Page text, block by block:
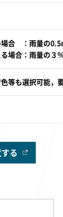
場合 ：雨量の
場合：雨量の３
等も選択可能，
る